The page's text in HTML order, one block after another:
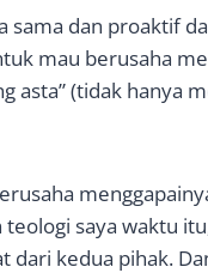
dan proaktif
mau berusaha
asta” (tidak hanya
saya waktu
dari kedua pihak.